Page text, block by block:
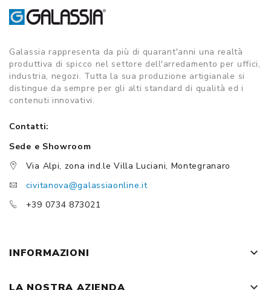
Galassia rappresenta da più di quarant'anni una realtà
produttiva di spicco nel settore dell'arredamento per uffici,
industria, negozi. Tutta la sua produzione artigianale si
distingue da sempre per gli alti standard di qualità ed i
contenuti innovativi.
Contatti:
Sede e Showroom
Via Alpi, zona ind.le Villa Luciani, Montegranaro
civitanova@galassiaonline.it
+39 0734 873021
INFORMAZIONI keyboard_arrow_down